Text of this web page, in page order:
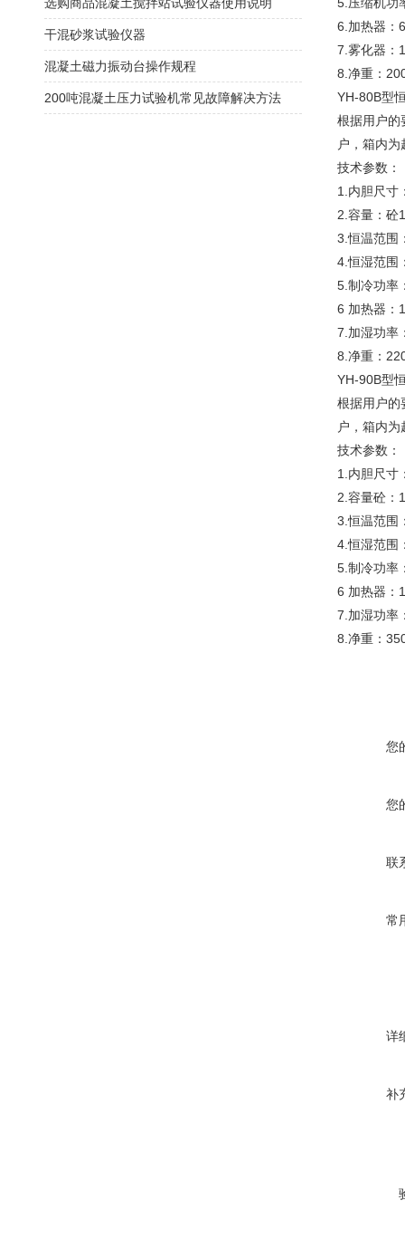
6.加热器：
7.雾化器：
8.净重：
YH-80B型
根据用户的
户，箱内
技术参数：
1.内胆尺寸
2.容量：砼
3.恒温范
4.恒湿范围
5.制冷功率
6 加热器：
7.加湿功率
8.净重：
YH-90B型
根据用户的
户，箱内
技术参数：
1.内胆尺寸
2.容量砼：
3.恒温范
4.恒湿范围
5.制冷功率
6 加热器：
7.加湿功率
8.净重：
您
您
联
常
详
补
干混砂浆试验仪器
混凝土磁力振动台操作规程
200吨混凝土压力试验机常见故障解决方法